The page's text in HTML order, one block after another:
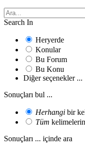
Search In
Heryerde
Konular
Bu Forum
Bu Konu
Diğer seçenekler ...
Sonuçları bul ...
Herhangi bir
Tüm
Sonuçları ... içinde ara